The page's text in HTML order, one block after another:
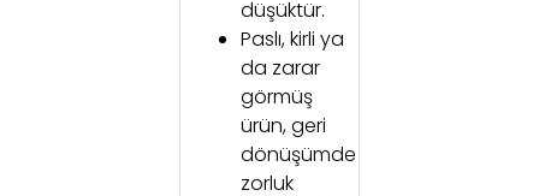
düşüktür.
Paslı, kirli ya
da zarar
görmüş
ürün, geri
dönüşümde
zorluk